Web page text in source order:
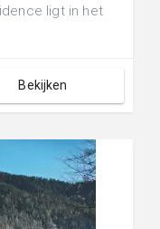
ligt in het
Bekijken